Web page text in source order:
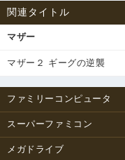
関連タイトル
マザー
マザー２ ギーグの逆襲
ファミリーコンピュータ
スーパーファミコン
メガドライブ